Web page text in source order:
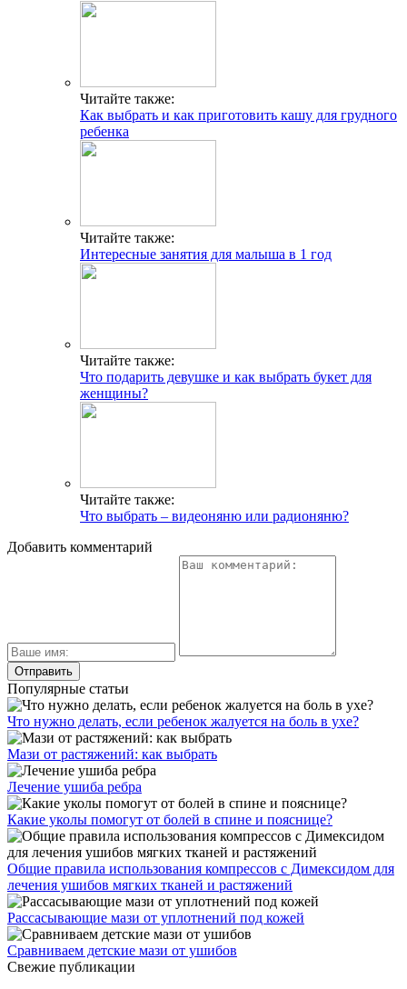
Читайте также:
Как выбрать и как приготовить кашу для грудного
ребенка
Читайте также:
Интересные занятия для малыша в 1 год
Читайте также:
Что подарить девушке и как выбрать букет для
женщины?
Читайте также:
Что выбрать – видеоняню или радионяню?
Добавить комментарий
Популярные статьи
Что нужно делать, если ребенок жалуется на боль в ухе?
Мази от растяжений: как выбрать
Лечение ушиба ребра
Какие уколы помогут от болей в спине и пояснице?
Общие правила использования компрессов с Димексидом для
лечения ушибов мягких тканей и растяжений
Рассасывающие мази от уплотнений под кожей
Сравниваем детские мази от ушибов
Свежие публикации